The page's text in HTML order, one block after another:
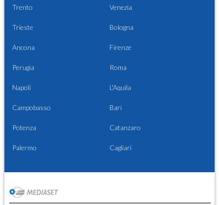
Trento Venezia
Trieste Bologna
Ancona Firenze
Perugia Roma
Napoli L'Aquila
Campobasso Bari
Potenza Catanzaro
Palermo Cagliari